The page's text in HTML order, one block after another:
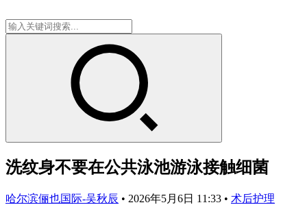
洗纹身不要在公共泳池游泳接触细菌
哈尔滨俪也国际-吴秋辰 • 2026年5月6日 11:33 • 术后护理